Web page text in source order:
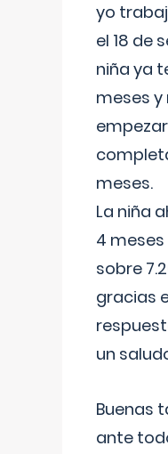
yo
el 18 de
niña ya
meses y
meses.
La niña
4 meses
sobre
gracias
un
Buenas
ante